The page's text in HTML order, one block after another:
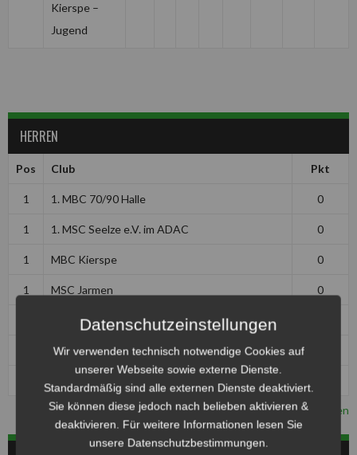
Kierspe –
Jugend
HERREN
Pos Club Pkt
1 1. MBC 70/90 Halle 0
1 1. MSC Seelze e.V. im ADAC 0
1 MBC Kierspe 0
1 MSC Jarmen 0
MSC Kobra Malchin
MSC Pattensen
MSF Tornado Kierspe
Vollständige Tabelle ansehen
Datenschutzeinstellungen
Wir verwenden technisch notwendige Cookies auf
unserer Webseite sowie externe Dienste.
Standardmäßig sind alle externen Dienste deaktiviert.
Sie können diese jedoch nach belieben aktivieren &
deaktivieren. Für weitere Informationen lesen Sie
unsere Datenschutzbestimmungen.